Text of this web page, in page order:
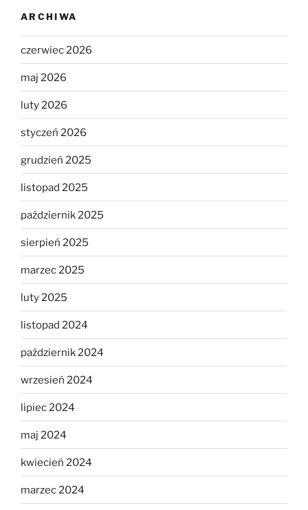
ARCHIWA
czerwiec 2026
maj 2026
luty 2026
styczeń 2026
grudzień 2025
listopad 2025
październik 2025
sierpień 2025
marzec 2025
luty 2025
listopad 2024
październik 2024
wrzesień 2024
lipiec 2024
maj 2024
kwiecień 2024
marzec 2024